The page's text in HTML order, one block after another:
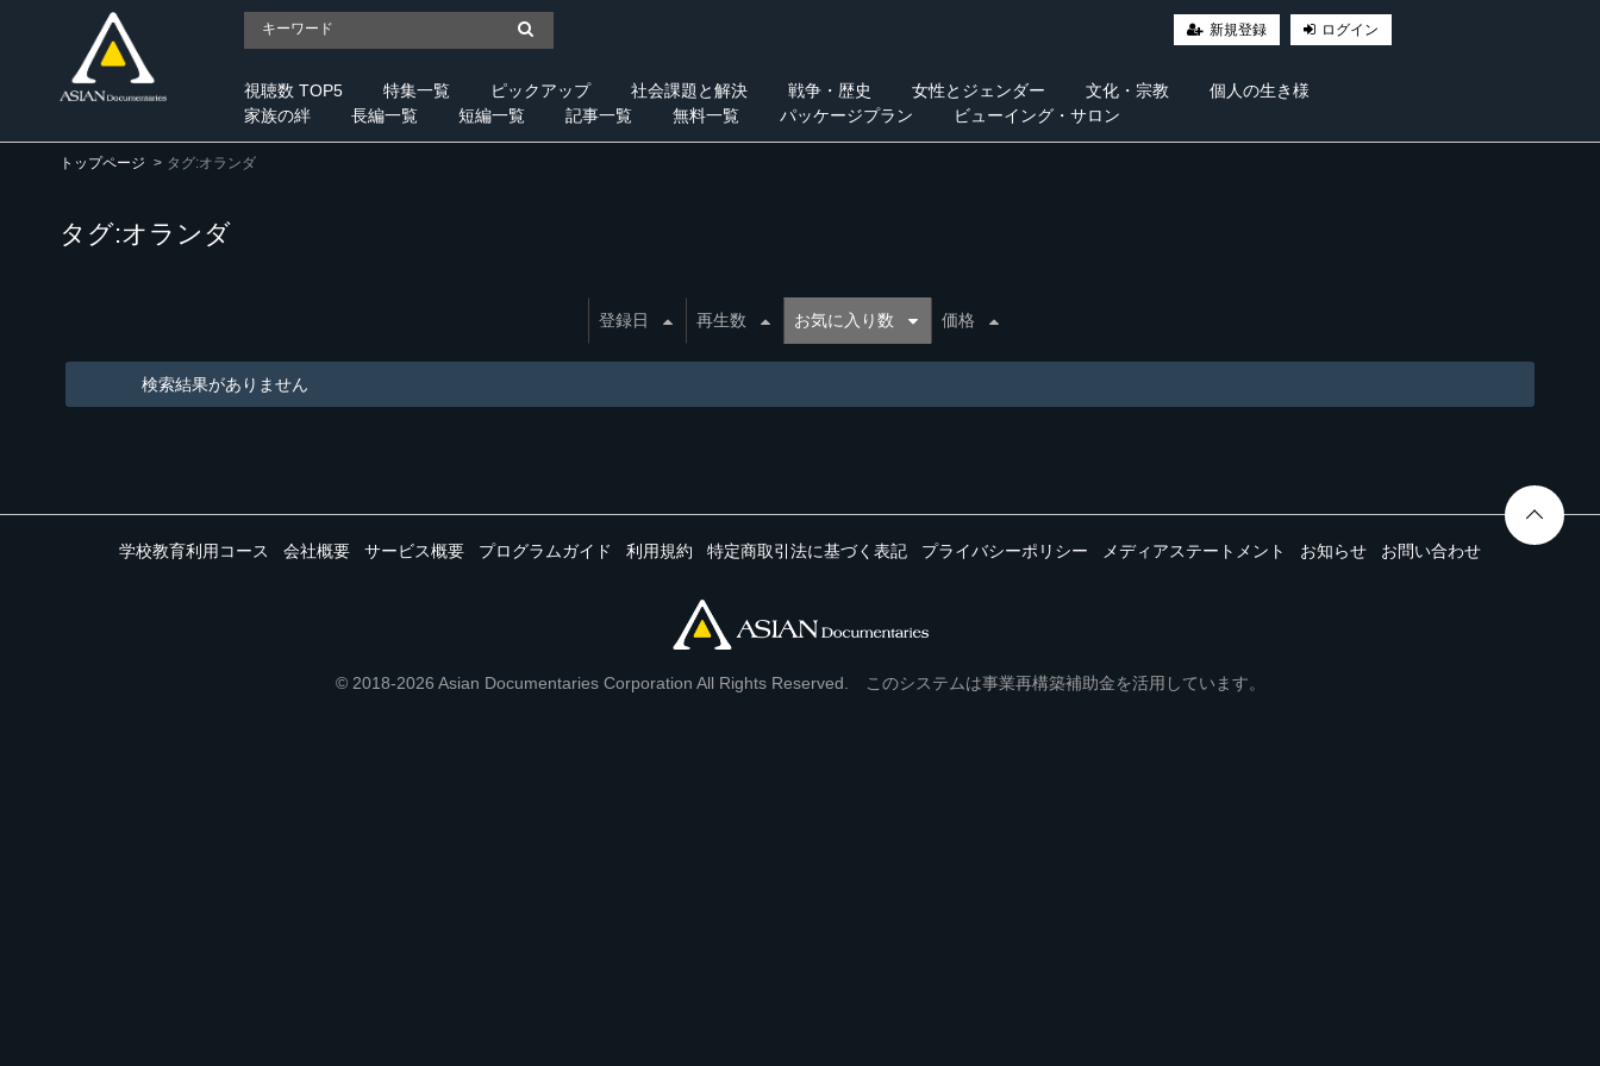
新規登録 ログイン
視聴数 TOP5 特集一覧 ピックアップ 社会課題と解決 戦争・歴史 女性とジェンダー 文化・宗教
個人の生き様
家族の絆
長編一覧 短編一覧 記事一覧 無料一覧 パッケージプラン ビューイング・サロン
トップページ タグ:オランダ
タグ:オランダ
登録日 再生数 お気に入り数 価格
検索結果がありません
学校教育利用コース 会社概要 サービス概要 プログラムガイド 利用規約 特定商取引法に基づく表記 プライバシーポリシー メディアステートメント お知らせ お問い合わせ
© 2018-2026 Asian Documentaries Corporation All Rights Reserved. このシステムは事業再構築補助金を活用しています。